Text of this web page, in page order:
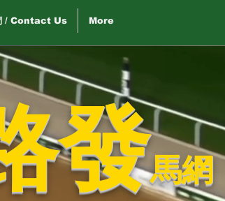
/ Contact Us More
發馬網